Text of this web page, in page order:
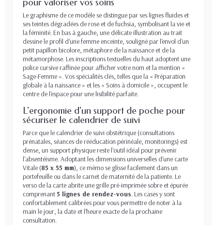
Le graphisme de ce modèle se distingue par ses lignes fluides et
ses teintes dégradées de rose et de fuchsia, symbolisant la vie et
la féminité. En bas à gauche, une délicate illustration au trait
dessine le profil d'une femme enceinte, souligné par l'envol d'un
petit papillon bicolore, métaphore de la naissance et de la
métamorphose. Les inscriptions textuelles du haut adoptent une
police cursive raffinée pour afficher votre nom et la mention «
Sage-Femme ». Vos spécialités clés, telles que la « Préparation
globale à la naissance » et les « Soins à domicile », occupent le
centre de l'espace pour une lisibilité parfaite.
L'ergonomie d'un support de poche pour
sécuriser le calendrier de suivi
Parce que le calendrier de suivi obstétrique (consultations
prénatales, séances de rééducation périnéale, monitorings) est
dense, un support physique reste l'outil idéal pour prévenir
l'absentéisme. Adoptant les dimensions universelles d'une carte
Vitale (85 x 55 mm), ce mémo se glisse facilement dans un
portefeuille ou dans le carnet de maternité de la patiente. Le
verso de la carte abrite une grille pré-imprimée sobre et épurée
comprenant5 lignes de rendez-vous. Les cases y sont
confortablement calibrées pour vous permettre de noter à la
main le jour, la date et l'heure exacte de la prochaine
consultation.